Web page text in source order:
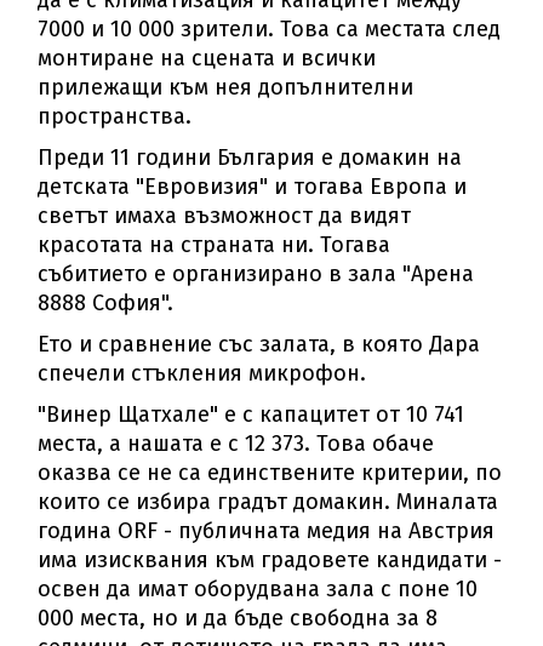
7000 и 10 000 зрители. Това са местата след
монтиране на сцената и всички
прилежащи към нея допълнителни
пространства.
Преди 11 години България е домакин на
детската "Евровизия" и тогава Европа и
светът имаха възможност да видят
красотата на страната ни. Тогава
събитието е организирано в зала "Арена
8888 София".
Ето и сравнение със залата, в която Дара
спечели стъкления микрофон.
"Винер Щатхале" е с капацитет от 10 741
места, а нашата е с 12 373. Това обаче
оказва се не са единствените критерии, по
които се избира градът домакин. Миналата
година ORF - публичната медия на Австрия
има изисквания към градовете кандидати -
освен да имат оборудвана зала с поне 10
000 места, но и да бъде свободна за 8